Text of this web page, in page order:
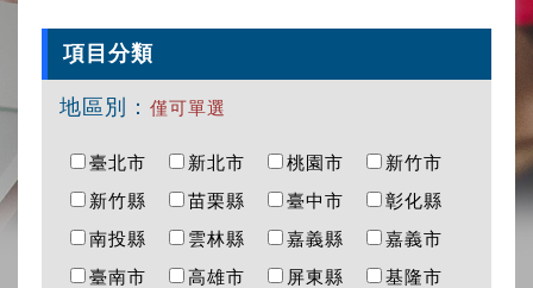
項目分類
地區別： 僅可單選
臺北市 新北市 桃園市
新竹市
新竹縣
苗栗縣 臺中市
彰化縣
南投縣
雲林縣 嘉義縣
嘉義市
臺南市
高雄市 屏東縣
基隆市